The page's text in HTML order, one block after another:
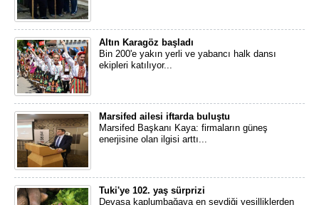
Altın Karagöz başladı
Bin 200'e yakın yerli ve yabancı halk dansı
ekipleri katılıyor...
Marsifed ailesi iftarda buluştu
Marsifed Başkanı Kaya: firmaların güneş
enerjisine olan ilgisi arttı...
Tuki'ye 102. yaş sürprizi
Devasa kaplumbağaya en sevdiği yeşilliklerden